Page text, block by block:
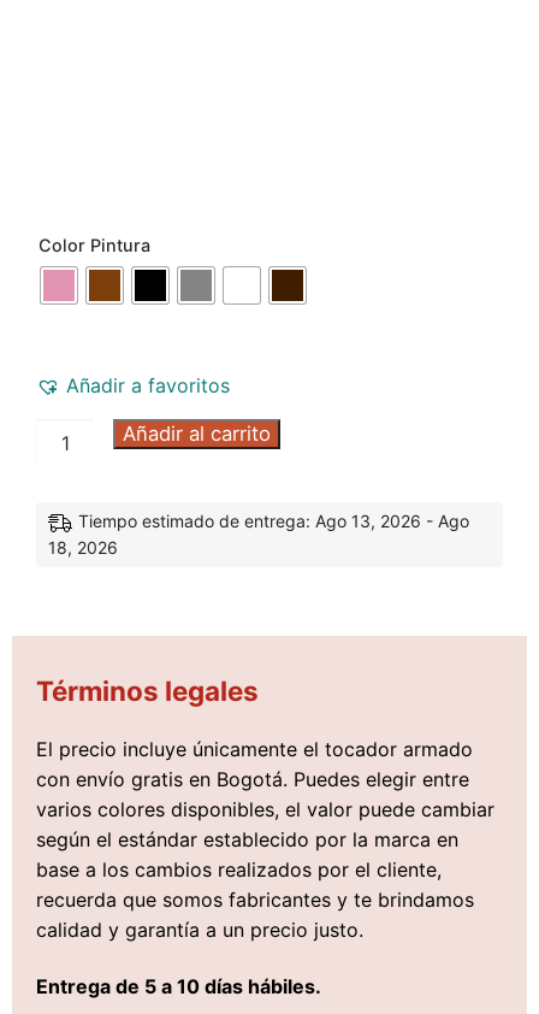
Color Pintura
Añadir a favoritos
Añadir al carrito
Tiempo estimado de entrega: Ago 13, 2026 - Ago
18, 2026
Términos legales
El precio incluye únicamente el tocador armado
con envío gratis en Bogotá. Puedes elegir entre
varios colores disponibles, el valor puede cambiar
según el estándar establecido por la marca en
base a los cambios realizados por el cliente,
recuerda que somos fabricantes y te brindamos
calidad y garantía a un precio justo.
Entrega de 5 a 10 días hábiles.